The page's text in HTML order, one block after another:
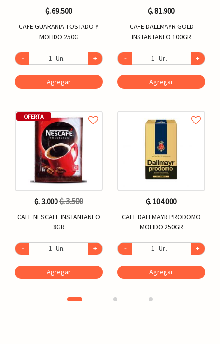
₲. 69.500
CAFE GUARANIA TOSTADO Y
MOLIDO 250G
- Un. +
Agregar
OFERTA
₲. 3.000₲. 3.500
CAFE NESCAFE INSTANTANEO
8GR
- Un. +
Agregar
₲. 81.900
CAFE DALLMAYR GOLD
INSTANTANEO 100GR
- Un. +
Agregar
₲. 104.000
CAFE DALLMAYR PRODOMO
MOLIDO 250GR
- Un. +
Agregar